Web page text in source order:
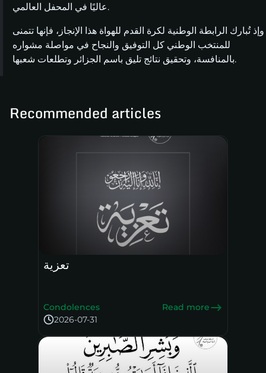
عاليًا في المحفل العالمي.
وإذ تُبارك الرابطة الوطنية لكرة القدم للهواة هذا الإنجاز، فإنها تتمنى
للمنتخب الوطني كل التوفيق والنجاح في مواصلة مشواره
بالمنافسة، وتحقيق نتائج تليق باسم الجزائر وتطلعات شعبها.
Recommended articles
تعزية
2026-07-31
Condolences Read more